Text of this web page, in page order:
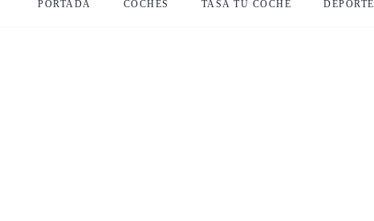
PORTADA COCHES TASA TÚ COCHE DEPORTE